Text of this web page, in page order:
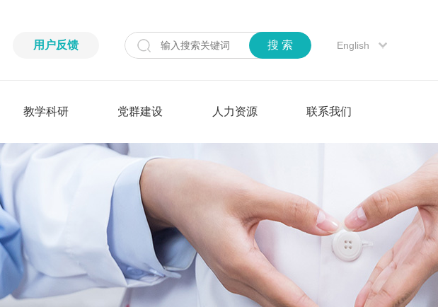
用户反馈 搜 索 English
教学科研 党群建设 人力资源 联系我们